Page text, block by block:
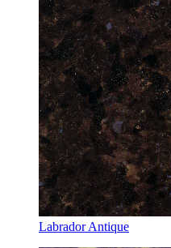
Labrador Antique